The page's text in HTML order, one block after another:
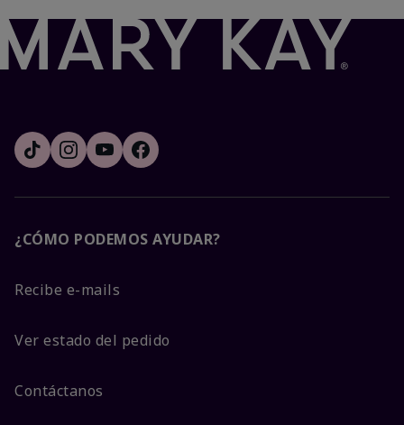
¿CÓMO PODEMOS AYUDAR?
Recibe e-mails
Ver estado del pedido
Contáctanos